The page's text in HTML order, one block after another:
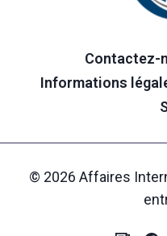
Contactez-
Informations
© 2026 Affaires